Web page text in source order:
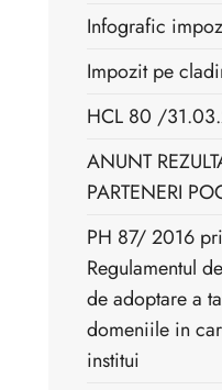
Infografic
Impozit pe
HCL 80 /
ANUNT
PARTENERI
PH 87/ 2016
Regulamentul
de adoptare a
domeniile in
institui